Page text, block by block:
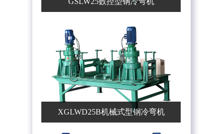
XGLWD25B机械式型钢冷弯机